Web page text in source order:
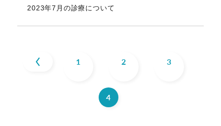
2023年7月の診療について
1 2 3
4